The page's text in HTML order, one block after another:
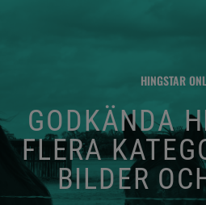
HINGSTAR
GODKÄNDA
FLERA
BILDER